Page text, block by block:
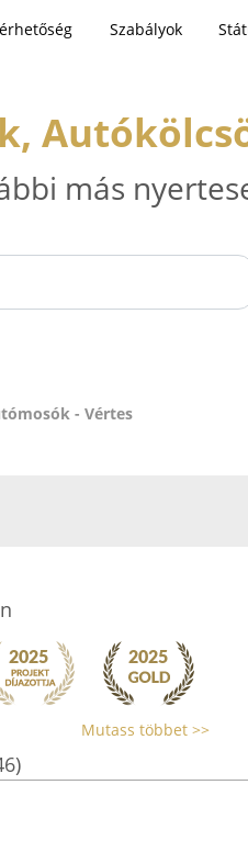
Szabályok
más
- Vértes
Mutass többet >>